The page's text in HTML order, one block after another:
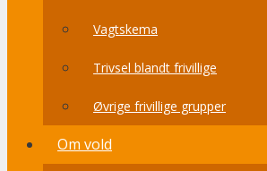
Vagtskema
Trivsel blandt frivillige
Øvrige frivillige grupper
Om vold